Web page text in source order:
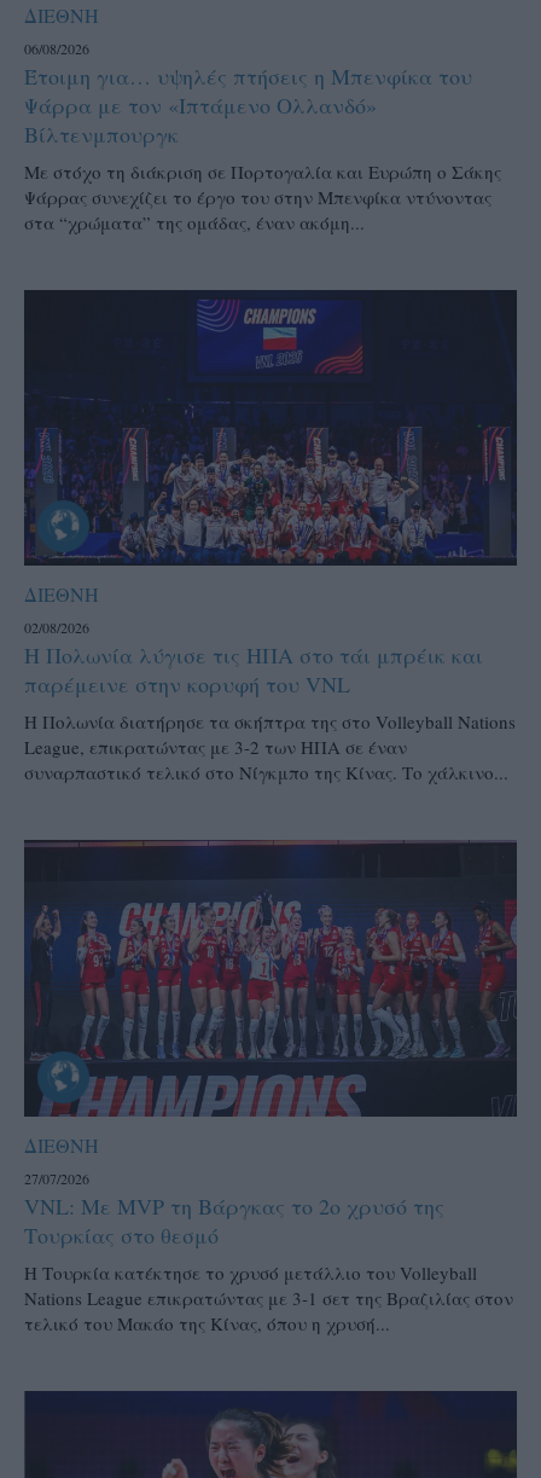
ΔΙΕΘΝΗ
06/08/2026
Έτοιμη για… υψηλές πτήσεις η Μπενφίκα του
Ψάρρα με τον «Ιπτάμενο Ολλανδό»
Βίλτενμπουργκ
Mε στόχο τη διάκριση σε Πορτογαλία και Ευρώπη ο Σάκης
Ψάρρας συνεχίζει το έργο του στην Μπενφίκα ντύνοντας
στα “χρώματα” της ομάδας, έναν ακόμη...
ΔΙΕΘΝΗ
02/08/2026
Η Πολωνία λύγισε τις ΗΠΑ στο τάι μπρέικ και
παρέμεινε στην κορυφή του VNL
Η Πολωνία διατήρησε τα σκήπτρα της στο Volleyball Nations
League, επικρατώντας με 3-2 των ΗΠΑ σε έναν
συναρπαστικό τελικό στο Νίγκμπο της Κίνας. Το χάλκινο...
ΔΙΕΘΝΗ
27/07/2026
VNL: Με MVP τη Βάργκας το 2ο χρυσό της
Τουρκίας στο θεσμό
H Τουρκία κατέκτησε το χρυσό μετάλλιο του Volleyball
Nations League επικρατώντας με 3-1 σετ της Βραζιλίας στον
τελικό του Μακάο της Κίνας, όπου η χρυσή...